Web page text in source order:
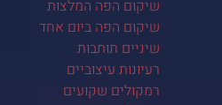
שיקום הפה המלצות
שיקום הפה ביום אחד
שיניים תותבות
רעיונות עיצוביים
רמקולים שקועים